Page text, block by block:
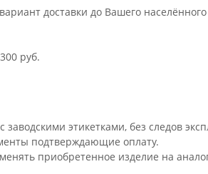
доставки до Вашего населённого
руб.
этикетками, без следов
подтверждающие оплату.
приобретенное изделие на